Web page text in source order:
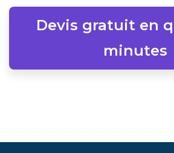
Devis gratuit en
minutes